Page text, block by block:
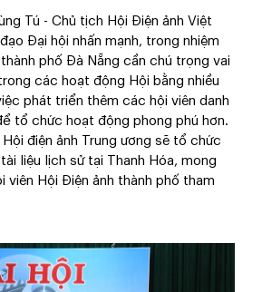
Tú - Chủ tịch Hội Điện ảnh Việt
Đại hội nhấn mạnh, trong nhiệm
phố Đà Nẵng cần chú trọng vai
các hoạt động Hội bằng nhiều
phát triển thêm các hội viên danh
tổ chức hoạt động phong phú hơn.
Hội điện ảnh Trung ương sẽ tổ chức
tài liệu lịch sử tại Thanh Hóa, mong
viên Hội Điện ảnh thành phố tham